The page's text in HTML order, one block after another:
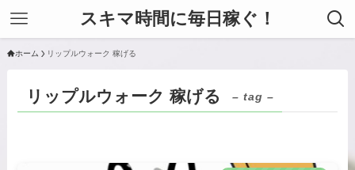
スキマ時間に毎日稼ぐ！
ホーム リップルウォーク 稼げる
リップルウォーク 稼げる – tag –